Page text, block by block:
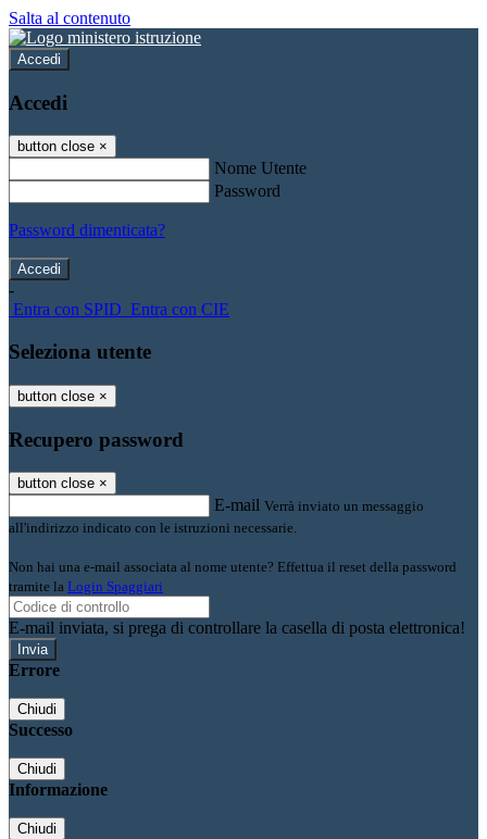
Salta al contenuto
Accedi
Accedi
button close ×
Nome Utente
Password
Password dimenticata?
-
Entra con SPID Entra con CIE
Seleziona utente
button close ×
Recupero password
button close ×
E-mail Verrà inviato un messaggio
all'indirizzo indicato con le istruzioni necessarie.
Non hai una e-mail associata al nome utente? Effettua il reset della password
tramite la Login Spaggiari
E-mail inviata, si prega di controllare la casella di posta elettronica!
Errore
Chiudi
Successo
Chiudi
Informazione
Chiudi